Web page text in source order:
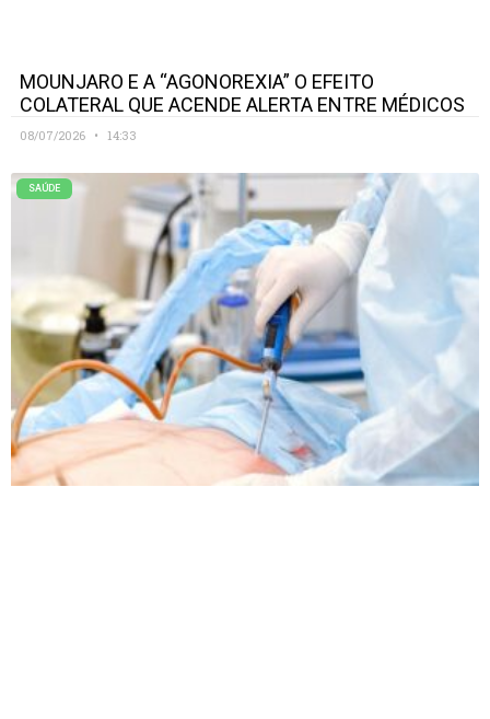
MOUNJARO E A “AGONOREXIA” O EFEITO
COLATERAL QUE ACENDE ALERTA ENTRE MÉDICOS
08/07/2026 14:33
SAÚDE